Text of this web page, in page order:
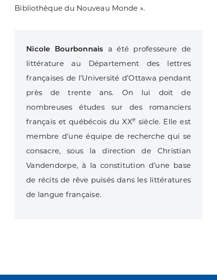
Bibliothèque du Nouveau Monde ».
Nicole Bourbonnais a été professeure de
littérature au Département des lettres
françaises de l’Université d’Ottawa pendant
près de trente ans. On lui doit de
nombreuses études sur des romanciers
français et québécois du XXe siècle. Elle est
membre d’une équipe de recherche qui se
consacre, sous la direction de Christian
Vandendorpe, à la constitution d’une base
de récits de rêve puisés dans les littératures
de langue française.